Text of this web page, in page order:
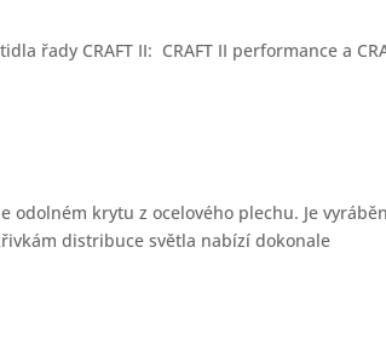
řady CRAFT II: CRAFT II performance a
odolném krytu z ocelového plechu. Je
distribuce světla nabízí dokonale